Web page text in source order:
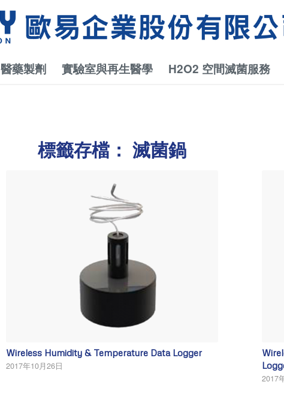
醫藥製劑 實驗室與再生醫學 H2O2 空間滅菌服務
標籤存檔： 滅菌鍋
Wireless Humidity & Temperature Data Logger
2017年10月26日
2017